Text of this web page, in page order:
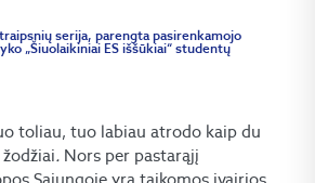
serija, parengta pasirenkamojo
„Šiuolaikiniai ES iššūkiai“ studentų
toliau, tuo labiau atrodo kaip du
. Nors per pastarąjį